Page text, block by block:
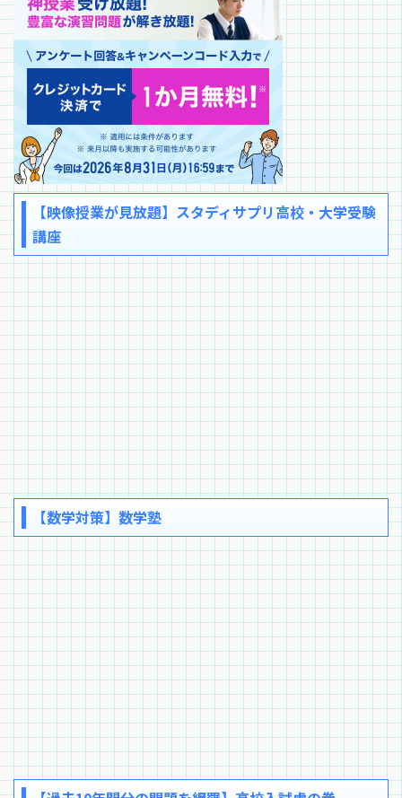
【映像授業が見放題】スタディサプリ高校・大学受験
講座
【数学対策】数学塾